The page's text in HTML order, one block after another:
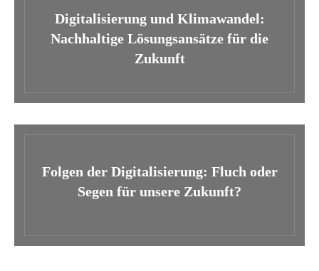
Digitalisierung und Klimawandel:
Nachhaltige Lösungsansätze für die
Zukunft
Folgen der Digitalisierung: Fluch oder
Segen für unsere Zukunft?